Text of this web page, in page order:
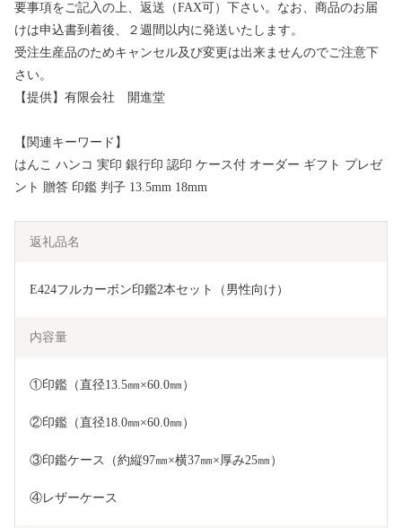
要事項をご記入の上、返送（FAX可）下さい。なお、商品のお届
けは申込書到着後、２週間以内に発送いたします。
受注生産品のためキャンセル及び変更は出来ませんのでご注意下
さい。
【提供】有限会社 開進堂
【関連キーワード】
はんこ ハンコ 実印 銀行印 認印 ケース付 オーダー ギフト プレゼ
ント 贈答 印鑑 判子 13.5mm 18mm
返礼品名
E424フルカーボン印鑑2本セット（男性向け）
内容量
①印鑑（直径13.5㎜×60.0㎜）
②印鑑（直径18.0㎜×60.0㎜）
③印鑑ケース（約縦97㎜×横37㎜×厚み25㎜）
④レザーケース